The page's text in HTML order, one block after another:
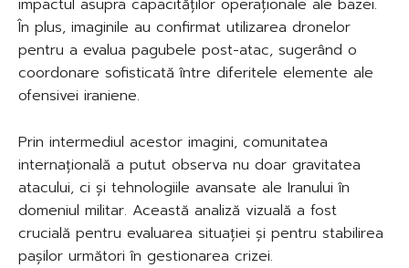
În plus, imaginile au confirmat utilizarea dronelor
pentru a evalua pagubele post-atac, sugerând o
coordonare sofisticată între diferitele elemente ale
ofensivei iraniene.
Prin intermediul acestor imagini, comunitatea
internațională a putut observa nu doar gravitatea
atacului, ci și tehnologiile avansate ale Iranului în
domeniul militar. Această analiză vizuală a fost
crucială pentru evaluarea situației și pentru stabilirea
pașilor următori în gestionarea crizei.